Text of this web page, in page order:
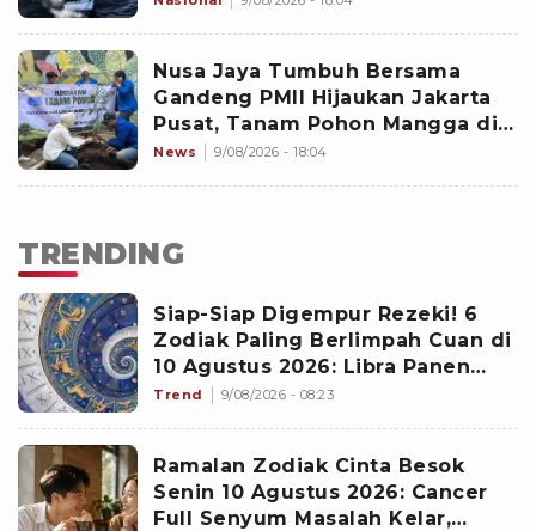
Nusa Jaya Tumbuh Bersama
Gandeng PMII Hijaukan Jakarta
Pusat, Tanam Pohon Mangga di
Mangga Dua
News 9/08/2026 - 18:04
TRENDING
Siap-Siap Digempur Rezeki! 6
Zodiak Paling Berlimpah Cuan di
10 Agustus 2026: Libra Panen
Proyek Emas
Trend 9/08/2026 - 08:23
Ramalan Zodiak Cinta Besok
Senin 10 Agustus 2026: Cancer
Full Senyum Masalah Kelar,